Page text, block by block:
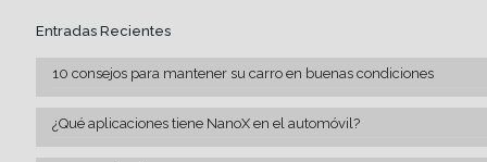
Entradas Recientes
10 consejos para mantener su carro en buenas condiciones
¿Qué aplicaciones tiene NanoX en el automóvil?